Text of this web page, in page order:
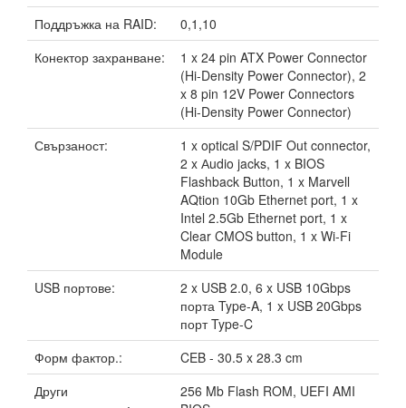
Поддръжка на RAID:
0,1,10
Конектор захранване:
1 x 24 pin ATX Power Connector
(Hi-Density Power Connector), 2
x 8 pin 12V Power Connectors
(Hi-Density Power Connector)
Свързаност:
1 x optical S/PDIF Out connector,
2 x Аudio jacks, 1 x BIOS
Flashback Button, 1 x Marvell
AQtion 10Gb Ethernet port, 1 x
Intel 2.5Gb Ethernet port, 1 x
Clear CMOS button, 1 x Wi-Fi
Module
USB портове:
2 x USB 2.0, 6 x USB 10Gbps
порта Type-A, 1 x USB 20Gbps
порт Type-C
Форм фактор.:
CEB - 30.5 x 28.3 cm
Други
256 Mb Flash ROM, UEFI AMI